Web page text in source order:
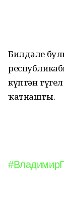
Билдәле
күптән
ҡатнашты.